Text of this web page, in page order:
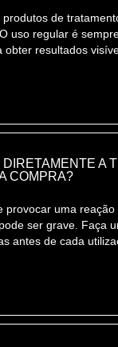
de
uso regular é
obter resultados
A
COMPRA?
provocar uma
ser grave. Faça
antes de cada